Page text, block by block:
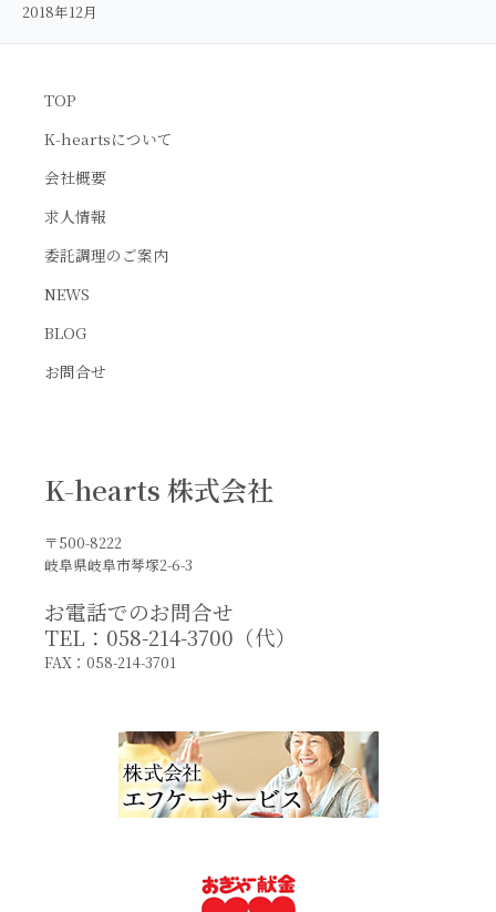
2018年12月
TOP
K-heartsについて
会社概要
求人情報
委託調理のご案内
NEWS
BLOG
お問合せ
K-hearts 株式会社
〒500-8222
岐阜県岐阜市琴塚2-6-3
お電話でのお問合せ
TEL：058-214-3700（代）
FAX：058-214-3701